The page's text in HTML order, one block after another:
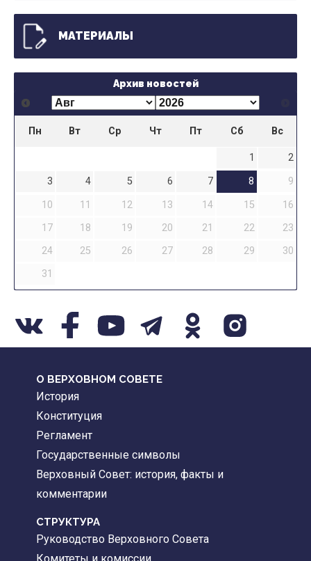
МАТЕРИАЛЫ
Архив новостей
Пн Вт Ср Чт Пт Сб Вс
1
2
3
4 5 6 7 8
9
10
11 12 13 14 15
16
17
18 19 20 21 22
23
24
25 26 27 28 29
30
31
О ВЕРХОВНОМ СОВЕТЕ
История
Конституция
Регламент
Государственные символы
Верховный Совет: история, факты и
комментарии
CТРУКТУРА
Руководство Верховного Совета
Комитеты и комиссии